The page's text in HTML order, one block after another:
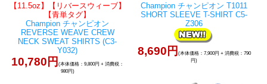
【11.5oz】【リバースウィーブ】
【青単タグ】
Champion チャンピオン
REVERSE WEAVE CREW
NECK SWEAT SHIRTS (C3-
Y032)
10,780円 (本体価格：9,800円 + 消費税：
980円)
Champion チャンピオン T1011
SHORT SLEEVE T-SHIRT C5-
Z306
8,690円 (本体価格：7,900円 + 消費税：790
円)